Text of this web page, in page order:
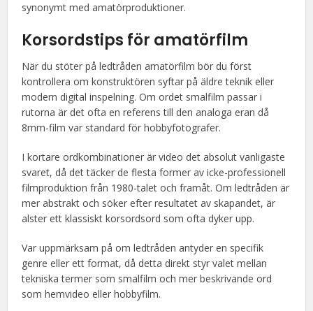
synonymt med amatörproduktioner.
Korsordstips för amatörfilm
När du stöter på ledtråden amatörfilm bör du först
kontrollera om konstruktören syftar på äldre teknik eller
modern digital inspelning. Om ordet smalfilm passar i
rutorna är det ofta en referens till den analoga eran då
8mm-film var standard för hobbyfotografer.
I kortare ordkombinationer är video det absolut vanligaste
svaret, då det täcker de flesta former av icke-professionell
filmproduktion från 1980-talet och framåt. Om ledtråden är
mer abstrakt och söker efter resultatet av skapandet, är
alster ett klassiskt korsordsord som ofta dyker upp.
Var uppmärksam på om ledtråden antyder en specifik
genre eller ett format, då detta direkt styr valet mellan
tekniska termer som smalfilm och mer beskrivande ord
som hemvideo eller hobbyfilm.